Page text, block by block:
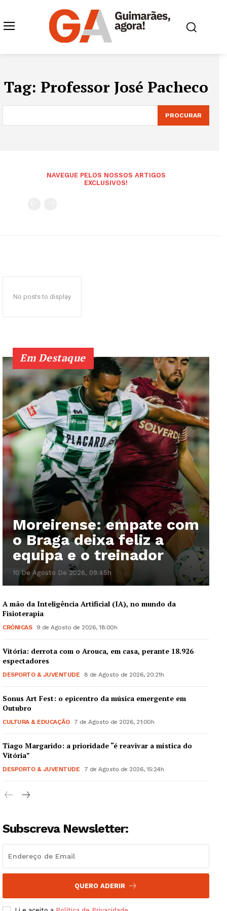
Guimarães, agora!
Institucional
Artigos
Edição Digital
Grande Entrevista
Tag: Professor José Pacheco
PROCURAR
NAVEGUE PELOS NOSSOS ARTIGOS
EXCLUSIVOS!
No posts to display
Em Destaque
Moreirense: empate com
o Braga deixa feliz a
equipa e o treinador
10 De Agosto De 2026, 09:45h
A mão da Inteligência Artificial (IA), no mundo da
Fisioterapia
CRÓNICAS 9 de Agosto de 2026, 18:00h
Vitória: derrota com o Arouca, em casa, perante 18.926
espectadores
DESPORTO & JUVENTUDE 8 de Agosto de 2026, 20:21h
Sonus Art Fest: o epicentro da música emergente em
Outubro
CULTURA & EDUCAÇÃO 7 de Agosto de 2026, 21:00h
Tiago Margarido: a prioridade “é reavivar a mística do
Vitória”
DESPORTO & JUVENTUDE 7 de Agosto de 2026, 15:24h
Subscreva Newsletter:
QUERO ADERIR